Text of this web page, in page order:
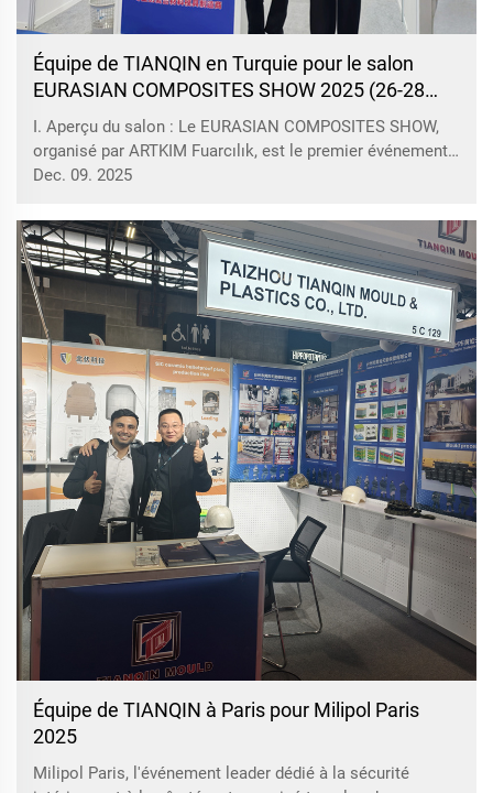
Équipe de TIANQIN en Turquie pour le salon
EURASIAN COMPOSITES SHOW 2025 (26-28
novembre 2025)
I. Aperçu du salon : Le EURASIAN COMPOSITES SHOW,
organisé par ARTKIM Fuarcılık, est le premier événement
entièrement dédié à l'industrie des matériaux composites,
de l'Est, d'Afrique du Nord et des Balkans. Événement
organisé tous les deux ans...
Dec. 09. 2025
Équipe de TIANQIN à Paris pour Milipol Paris
2025
Milipol Paris, l'événement leader dédié à la sécurité